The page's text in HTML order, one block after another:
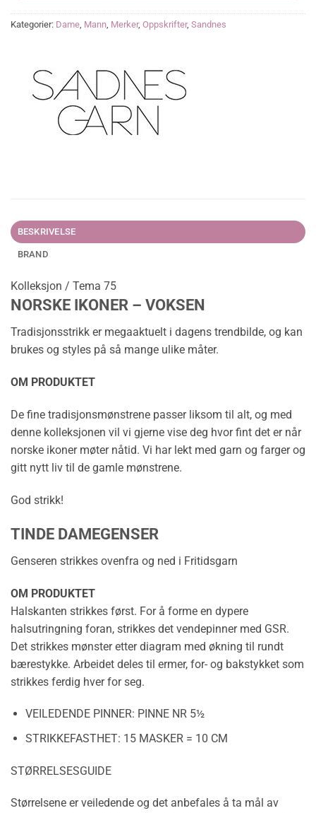
Kategorier: Dame, Mann, Merker, Oppskrifter, Sandnes
BESKRIVELSE
BRAND
Kolleksjon / Tema 75
NORSKE IKONER – VOKSEN
Tradisjonsstrikk er megaaktuelt i dagens trendbilde, og kan
brukes og styles på så mange ulike måter.
OM PRODUKTET
De fine tradisjonsmønstrene passer liksom til alt, og med
denne kolleksjonen vil vi gjerne vise deg hvor fint det er når
norske ikoner møter nåtid. Vi har lekt med garn og farger og
gitt nytt liv til de gamle mønstrene.
God strikk!
TINDE DAMEGENSER
Genseren strikkes ovenfra og ned i Fritidsgarn
OM PRODUKTET
Halskanten strikkes først. For å forme en dypere
halsutringning foran, strikkes det vendepinner med GSR.
Det strikkes mønster etter diagram med økning til rundt
bærestykke. Arbeidet deles til ermer, for- og bakstykket som
strikkes ferdig hver for seg.
VEILEDENDE PINNER: PINNE NR 5½
STRIKKEFASTHET: 15 MASKER = 10 CM
STØRRELSESGUIDE
Størrelsene er veiledende og det anbefales å ta mål av